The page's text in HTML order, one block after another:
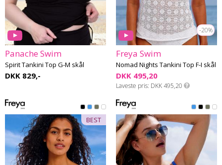
Panache Swim
Spirit Tankini Top G-M skål
DKK 829,-
-20%
Freya Swim
Nomad Nights Tankini Top F-I skål
DKK 495,20
Laveste pris DKK 495,20
BEST